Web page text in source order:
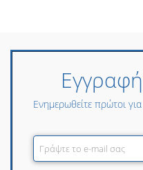
Ενημερωθείτε πρώτοι